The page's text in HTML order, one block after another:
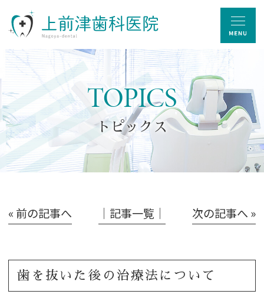
TOPICS
トピックス
« 前の記事へ │記事一覧│ 次の記事へ »
歯を抜いた後の治療法について